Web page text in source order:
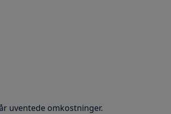
uventede omkostninger.